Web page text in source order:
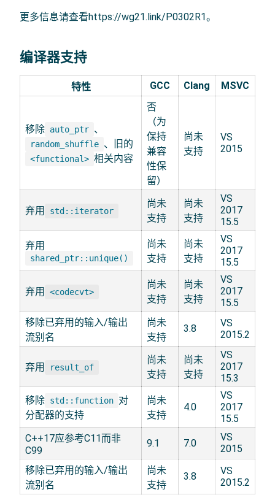
更多信息请查看https://wg21.link/P0302R1。
编译器支持
特性 GCC Clang MSVC
移除 auto_ptr 、
random_shuffle 、旧的
<functional> 相关内容
否
（为
保持
兼容
性保
留）
尚未
支持
VS
2015
弃用 std::iterator
尚未
支持
尚未
支持
VS
2017
15.5
弃用
shared_ptr::unique()
尚未
支持
尚未
支持
VS
2017
15.5
弃用 <codecvt>
尚未
支持
尚未
支持
VS
2017
15.5
移除已弃用的输入/输出
流别名
尚未
支持
3.8
VS
2015.2
弃用 result_of
尚未
支持
尚未
支持
VS
2017
15.3
移除 std::function 对
分配器的支持
尚未
支持
4.0
VS
2017
15.5
C++17应参考C11而非
C99
9.1 7.0
VS
2015
移除已弃用的输入/输出
流别名
尚未
支持
3.8
VS
2015.2